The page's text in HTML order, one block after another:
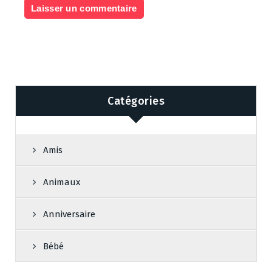
Catégories
Amis
Animaux
Anniversaire
Bébé